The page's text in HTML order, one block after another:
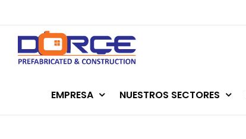
to
content
EMPRESA NUESTROS SECTORES